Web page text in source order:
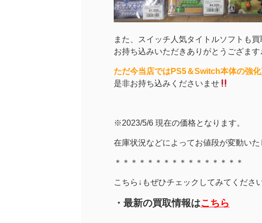
また、スイッチ人気タイトルソフトも
お持ち込みいただきありがとうござます
ただ今当店ではPS5＆Switch本体の強
是非お持ち込みくださいませ
※2023/5/6 現在の価格となります。
在庫状況などによってお値段が変動いた
＊＊＊＊＊＊＊＊＊＊＊＊＊＊＊＊
こちら↓もぜひチェックしてみてくださ
・最新の買取情報はこちら